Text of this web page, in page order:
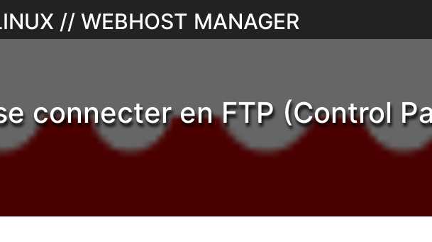
// WEBHOST MANAGER
connecter en FTP (Control